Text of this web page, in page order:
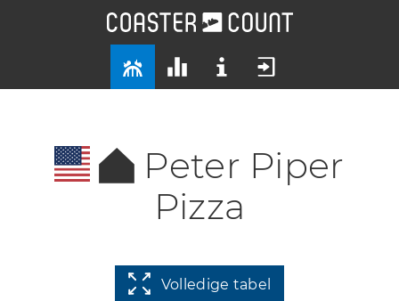
Peter Piper
Pizza
Volledige tabel